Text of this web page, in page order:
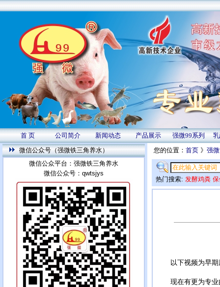
首 页 公司简介 新闻动态 产品展示 强微99系列
微信公众号（强微铁三角养水）
微信公众平台：强微铁三角养水
微信公众号：qwtsjys
您的位置： 首页 》 强
热门搜索: 发酵鸡粪
以下视频为早期用
现在有更为专业的